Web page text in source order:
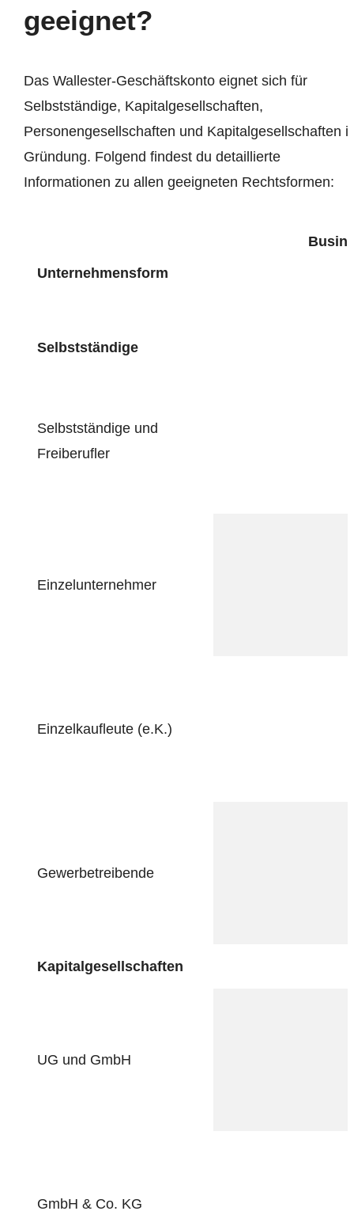
geeignet?
Das Wallester-Geschäftskonto eignet sich für
Selbstständige, Kapitalgesellschaften,
Personengesellschaften und Kapitalgesellschaften
Gründung. Folgend findest du detaillierte
Informationen zu allen geeigneten Rechtsformen:
Unternehmensform
Selbstständige
Selbstständige und
Freiberufler
Einzelunternehmer
Einzelkaufleute (e.K.)
Gewerbetreibende
Kapitalgesellschaften
UG und GmbH
GmbH & Co. KG